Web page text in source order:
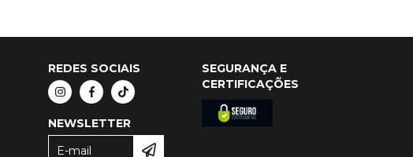
REDES SOCIAIS
NEWSLETTER
SEGURANÇA E
CERTIFICAÇÕES